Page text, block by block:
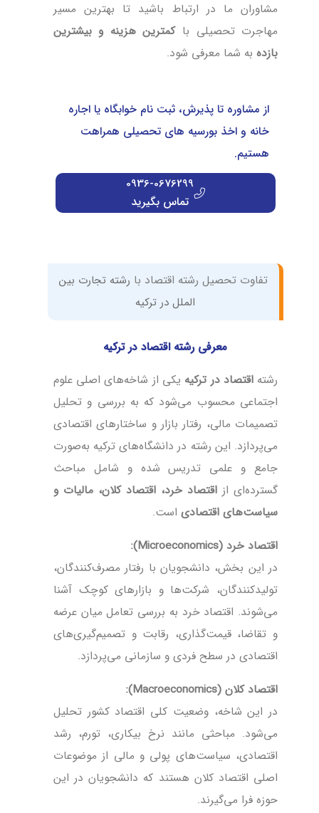
مشاوران ما در ارتباط باشید تا بهترین مسیر
مهاجرت تحصیلی باکمترین هزینه و بیشترین
بازدهبه شما معرفی شود.
از مشاوره تا پذیرش، ثبت نام خوابگاه یا اجاره
خانه و اخذ بورسیه های تحصیلی همراهت
هستیم.
0936-0676299
تماس بگیرید
تفاوت تحصیل رشته اقتصاد با رشته تجارت بین
الملل در ترکیه
معرفی رشته اقتصاد در ترکیه
رشتهاقتصاد در ترکیه یکی از شاخه‌های اصلی علوم
اجتماعی محسوب می‌شود که به بررسی و تحلیل
تصمیمات مالی، رفتار بازار و ساختارهای اقتصادی
می‌پردازد. این رشته در دانشگاه‌های ترکیه به‌صورت
جامع و علمی تدریس شده و شامل مباحث
گسترده‌ای از اقتصاد خرد، اقتصاد کلان، مالیات و
سیاست‌های اقتصادیاست.
اقتصاد خرد (Microeconomics):
در این بخش، دانشجویان با رفتار مصرف‌کنندگان،
تولیدکنندگان، شرکت‌ها و بازارهای کوچک آشنا
می‌شوند. اقتصاد خرد به بررسی تعامل میان عرضه
و تقاضا، قیمت‌گذاری، رقابت و تصمیم‌گیری‌های
اقتصادی در سطح فردی و سازمانی می‌پردازد.
اقتصاد کلان (Macroeconomics):
در این شاخه، وضعیت کلی اقتصاد کشور تحلیل
می‌شود. مباحثی مانند نرخ بیکاری، تورم، رشد
اقتصادی، سیاست‌های پولی و مالی از موضوعات
اصلی اقتصاد کلان هستند که دانشجویان در این
حوزه فرا می‌گیرند.